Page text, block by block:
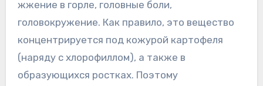
жжение в горле, головные боли,
головокружение. Как правило, это вещество
концентрируется под кожурой картофеля
(наряду с хлорофиллом), а также в
образующихся ростках. Поэтому